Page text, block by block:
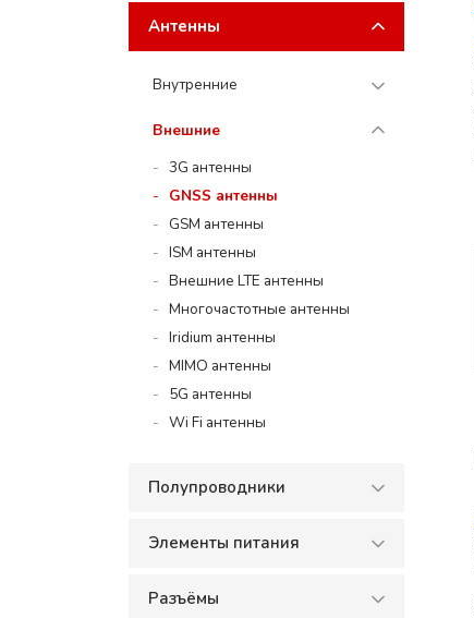
Антенны
Внутренние
Внешние
3G антенны
GNSS антенны
GSM антенны
ISM антенны
Внешние LTE антенны
Многочастотные антенны
Iridium антенны
MIMO антенны
5G антенны
Wi Fi антенны
Полупроводники
Элементы питания
Разъёмы